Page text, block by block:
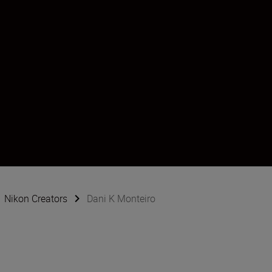
Nikon Creators Dani K Monteiro